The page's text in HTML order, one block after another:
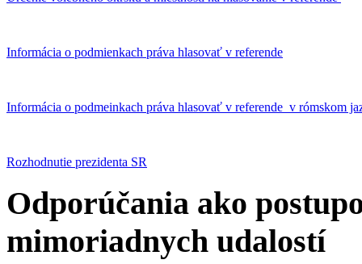
Informácia o podmienkach práva hlasovať v referende
Informácia o podmeinkach práva hlasovať v referende v rómskom
Rozhodnutie prezidenta SR
Odporúčania ako
mimoriadnych udalostí